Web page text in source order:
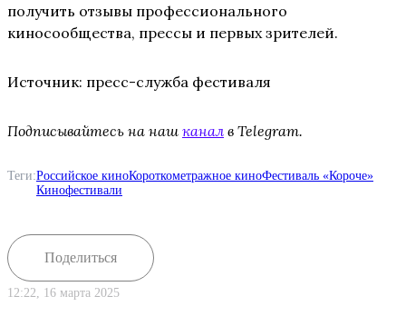
получить отзывы профессионального
киносообщества, прессы и первых зрителей.
Источник: пресс-служба фестиваля
Подписывайтесь на наш канал в Telegram.
Теги:Российское киноКороткометражное киноФестиваль «Короче»
Кинофестивали
Поделиться
12:22, 16 марта 2025